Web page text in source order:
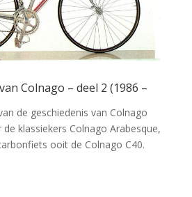
Colnago – deel 2 (1986 –
de geschiedenis van Colnago
klassiekers Colnago Arabesque,
ooit de Colnago C40.